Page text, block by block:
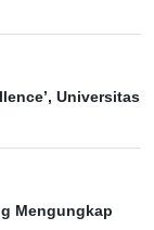
Universitas
Mengungkap